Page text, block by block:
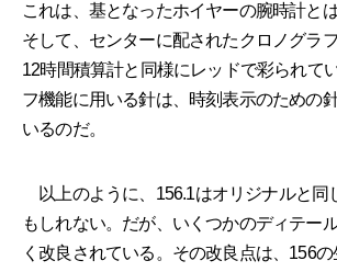
これは、基となったホイヤーの腕時計と
そして、センターに配されたクロノグラ
12時間積算計と同様にレッドで彩られて
フ機能に用いる針は、時刻表示のための
いるのだ。
以上のように、156.1はオリジナルと同
もしれない。だが、いくつかのディテー
く改良されている。その改良点は、156